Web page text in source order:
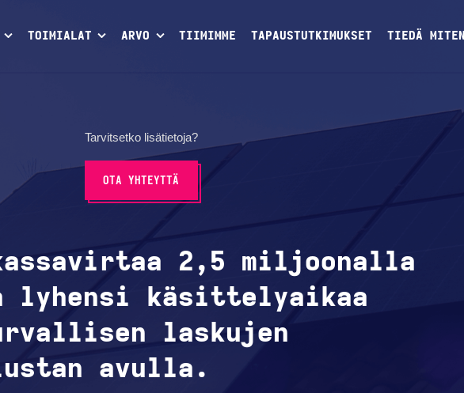
TOIMIALAT ARVO TIIMIMME TAPAUSTUTKIMUKSET TIEDÄ MITEN
Tarvitsetko lisätietoja?
OTA YHTEYTTÄ
2,5 miljoonalla
lyhensi käsittelyaikaa
laskujen
avulla.